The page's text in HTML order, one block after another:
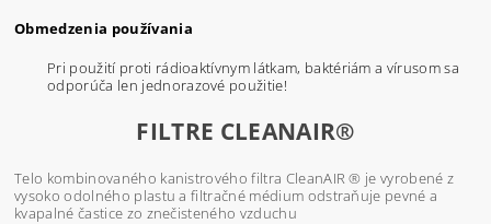
Obmedzenia používania
Pri použití proti rádioaktívnym látkam, baktériám a vírusom sa
odporúča len jednorazové použitie!
FILTRE CLEANAIR®
Telo kombinovaného kanistrového filtra CleanAIR ® je vyrobené z
vysoko odolného plastu a filtračné médium odstraňuje pevné a
kvapalné častice zo znečisteného vzduchu